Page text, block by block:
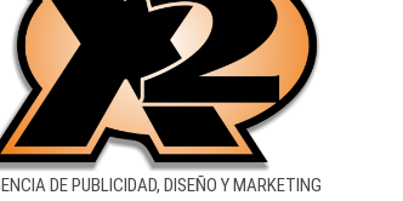
DE PUBLICIDAD, DISEÑO Y MARKETING